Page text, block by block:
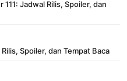
Jadwal Rilis, Spoiler, dan
Spoiler, dan Tempat Baca